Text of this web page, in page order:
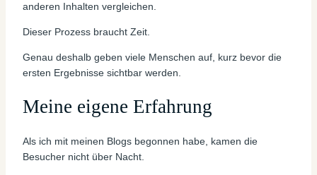
anderen Inhalten vergleichen.
Dieser Prozess braucht Zeit.
Genau deshalb geben viele Menschen auf, kurz bevor die
ersten Ergebnisse sichtbar werden.
Meine eigene Erfahrung
Als ich mit meinen Blogs begonnen habe, kamen die
Besucher nicht über Nacht.